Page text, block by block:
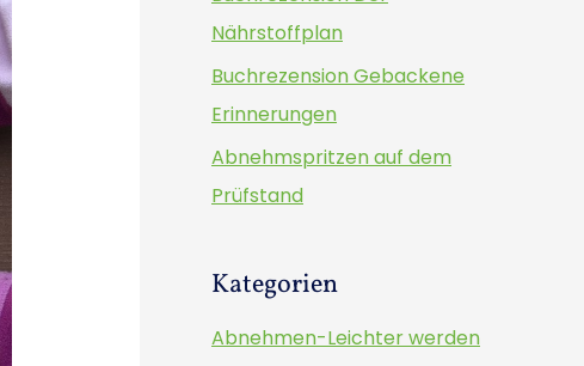
h
Nährstoffplan
Buchrezension Gebackene
Erinnerungen
Abnehmspritzen auf dem
Prüfstand
Kategorien
Abnehmen-Leichter werden